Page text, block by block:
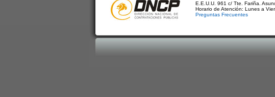
E.E.U.U. 961 c/ Tte. Fariña.
Horario de Atención: Lunes a
Preguntas Frecuentes